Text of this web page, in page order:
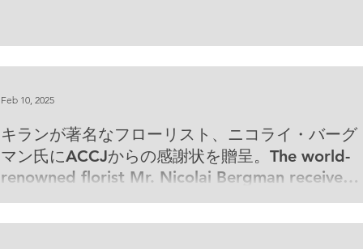
キランが著名なフローリスト、ニコライ・バーグ
マン氏にACCJからの感謝状を贈呈。The world-
renowned florist Mr. Nicolai Bergman receives
Feb 10, 2025